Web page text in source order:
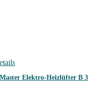
Elektro-Heizlüfter B 3